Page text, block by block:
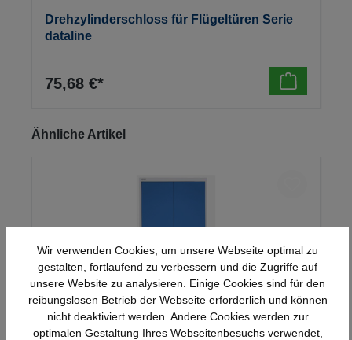
Drehzylinderschloss für Flügeltüren Serie
dataline
75,68 €*
Produktgalerie überspringen
Ähnliche Artikel
Wir verwenden Cookies, um unsere Webseite optimal zu
gestalten, fortlaufend zu verbessern und die Zugriffe auf
unsere Website zu analysieren. Einige Cookies sind für den
reibungslosen Betrieb der Webseite erforderlich und können
nicht deaktiviert werden. Andere Cookies werden zur
optimalen Gestaltung Ihres Webseitenbesuchs verwendet,